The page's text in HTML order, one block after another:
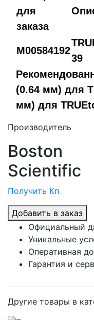
для
заказа
M00584192
39
(0.64 мм) для
мм) для
Производитель
Boston
Scientific
Получить Кп
Добавить в заказ
Официальный
Уникальные
Оперативная
Гарантия и
Другие товары в